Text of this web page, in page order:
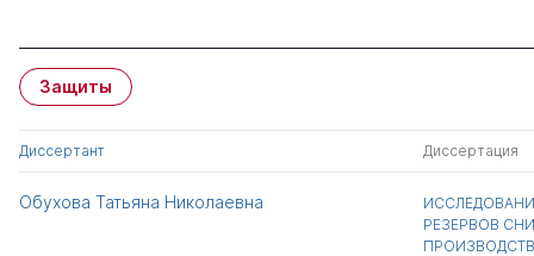
Защиты
Диссертант Диссертация
Обухова Татьяна Николаевна
РЕЗЕРВОВ